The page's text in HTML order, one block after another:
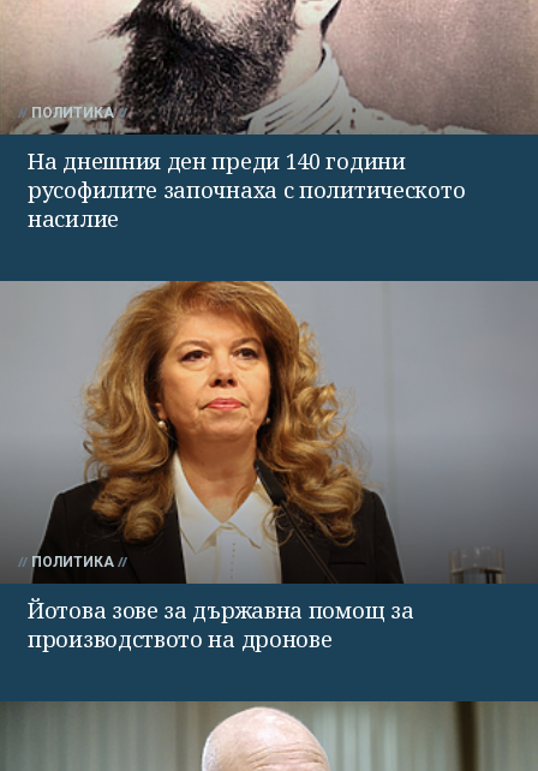
ПОЛИТИКА
На днешния ден преди 140 години
русофилите започнаха с политическото
насилие
ПОЛИТИКА
Йотова зове за държавна помощ за
производството на дронове